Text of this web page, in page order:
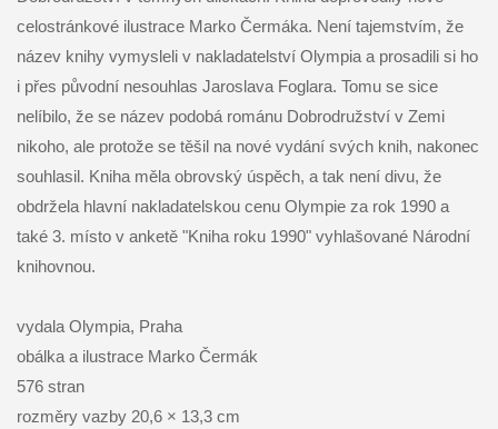
celostránkové ilustrace Marko Čermáka. Není tajemstvím, že
název knihy vymysleli v nakladatelství Olympia a prosadili si ho
i přes původní nesouhlas Jaroslava Foglara. Tomu se sice
nelíbilo, že se název podobá románu Dobrodružství v Zemi
nikoho, ale protože se těšil na nové vydání svých knih, nakonec
souhlasil. Kniha měla obrovský úspěch, a tak není divu, že
obdržela hlavní nakladatelskou cenu Olympie za rok 1990 a
také 3. místo v anketě "Kniha roku 1990" vyhlašované Národní
knihovnou.
vydala Olympia, Praha
obálka a ilustrace Marko Čermák
576 stran
rozměry vazby 20,6 × 13,3 cm